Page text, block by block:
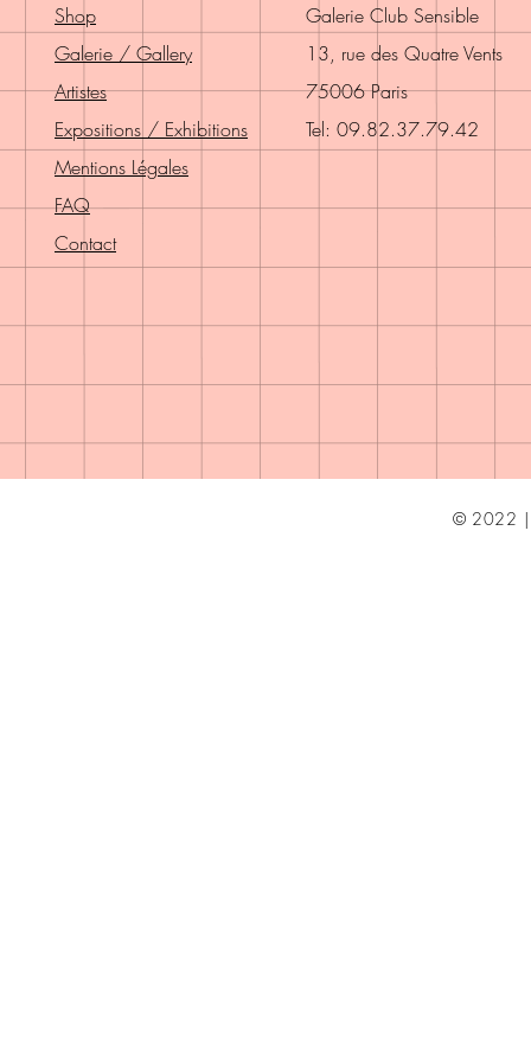
Shop
Galerie / Gallery
Artistes
Expositions / Exhibitions
Mentions Légales
FAQ
Contact
Galerie Club Sensible
13, rue des Quatre Vents
75006 Paris
Tel: 09.82.37.79.42
© 2022 |